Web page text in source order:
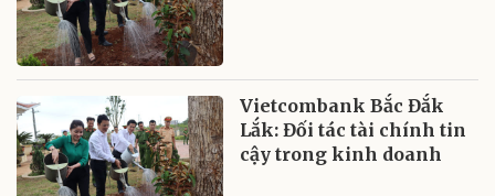
Vietcombank Bắc Đắk
Lắk: Đối tác tài chính tin
cậy trong kinh doanh